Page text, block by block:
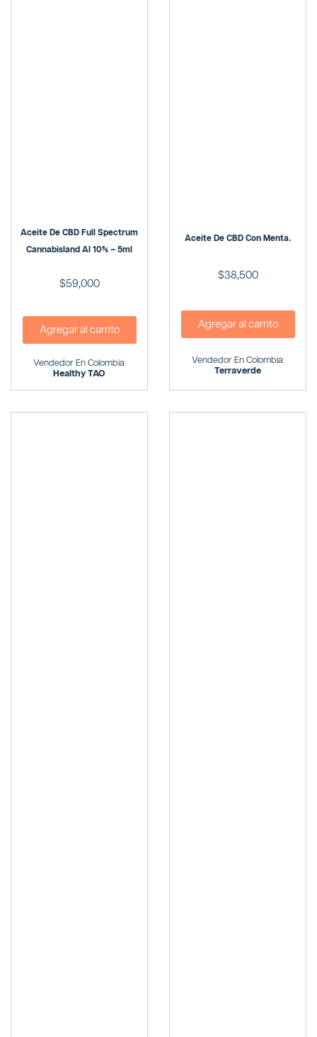
Aceite De CBD Full Spectrum
Cannabisland Al 10% – 5ml
$59,000
Agregar al carrito
Vendedor En Colombia:
Healthy TAO
Aceite De CBD Con Menta.
$38,500
Agregar al carrito
Vendedor En Colombia:
Terraverde